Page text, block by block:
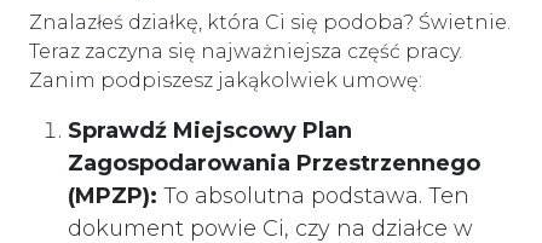
Znalazłeś działkę, która Ci się podoba? Świetnie.
Teraz zaczyna się najważniejsza część pracy.
Zanim podpiszesz jakąkolwiek umowę:
Sprawdź Miejscowy Plan
Zagospodarowania Przestrzennego
(MPZP): To absolutna podstawa. Ten
dokument powie Ci, czy na działce w